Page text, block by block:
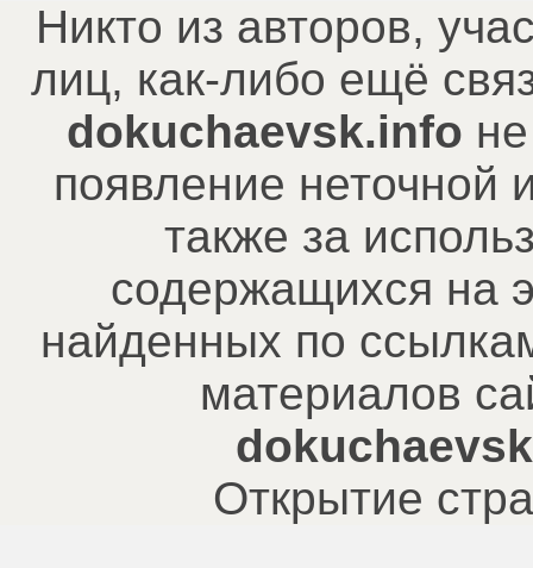
Никто из авторов,
лиц, как-либо ещё
dokuchaevsk.info
появление
также за
содержащихся на
найденных по
материалов
Открытие